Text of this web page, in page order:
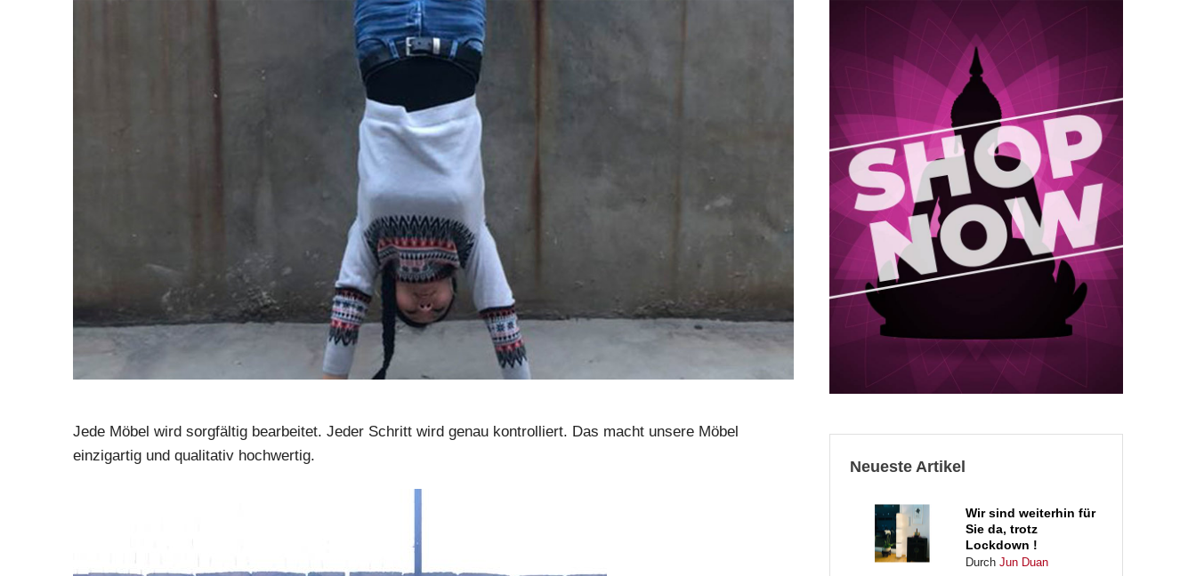
Jede Möbel wird sorgfältig bearbeitet. Jeder Schritt wird genau kontrolliert. Das macht unsere Möbel
einzigartig und qualitativ hochwertig.
Neueste Artikel
Wir sind weiterhin für
Sie da, trotz
Lockdown !
Durch Jun Duan